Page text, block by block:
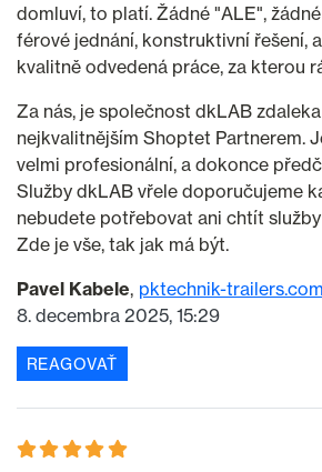
domluví, to platí. Žádné "ALE",
férové jednání, konstruktivní řešení,
kvalitně odvedená práce, za kterou
Za nás, je společnost dkLAB
nejkvalitnějším Shoptet Partnerem.
velmi profesionální, a dokonce
Služby dkLAB vřele doporučujeme
nebudete potřebovat ani chtít
Zde je vše, tak jak má být.
Pavel Kabele pktechnik-trailers.com
8. decembra 2025, 15:29
REAGOVAŤ